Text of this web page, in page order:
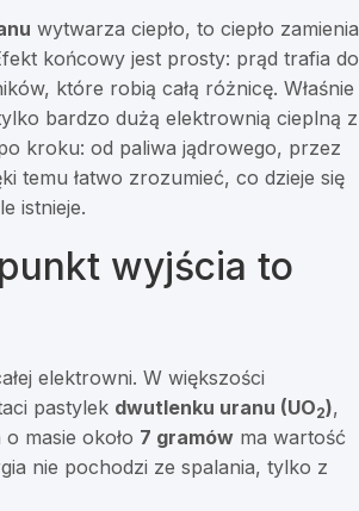
wytwarza ciepło, to ciepło zamienia
końcowy jest prosty: prąd trafia do
które robią całą różnicę. Właśnie
bardzo dużą elektrownią cieplną z
kroku: od paliwa jądrowego, przez
temu łatwo zrozumieć, co dzieje się
istnieje.
wyjścia to
elektrowni. W większości
pastylek dwutlenku uranu (UO2),
masie około 7 gramów ma wartość
nie pochodzi ze spalania, tylko z